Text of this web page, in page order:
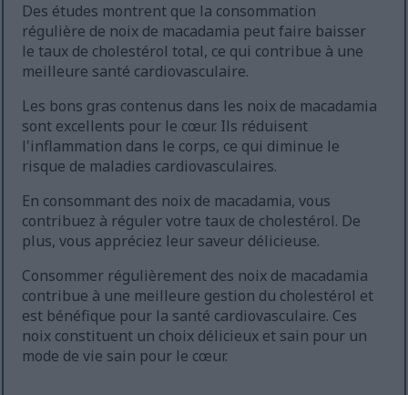
Des études montrent que la consommation
régulière de noix de macadamia peut faire baisser
le taux de cholestérol total, ce qui contribue à une
meilleure santé cardiovasculaire.
Les bons gras contenus dans les noix de macadamia
sont excellents pour le cœur. Ils réduisent
l'inflammation dans le corps, ce qui diminue le
risque de maladies cardiovasculaires.
En consommant des noix de macadamia, vous
contribuez à réguler votre taux de cholestérol. De
plus, vous appréciez leur saveur délicieuse.
Consommer régulièrement des noix de macadamia
contribue à une meilleure gestion du cholestérol et
est bénéfique pour la santé cardiovasculaire. Ces
noix constituent un choix délicieux et sain pour un
mode de vie sain pour le cœur.